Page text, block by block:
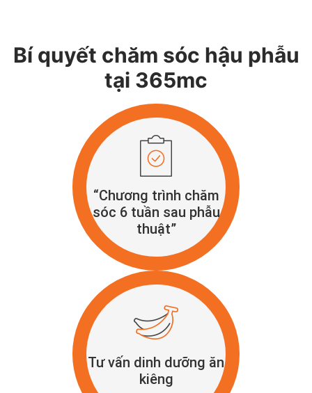
Bí quyết chăm sóc hậu phẫu
tại 365mc
“Chương trình chăm
sóc 6 tuần sau phẫu
thuật”
Tư vấn dinh dưỡng ăn
kiêng